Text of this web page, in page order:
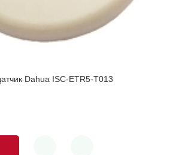
Dahua ISC-ETR5-T013